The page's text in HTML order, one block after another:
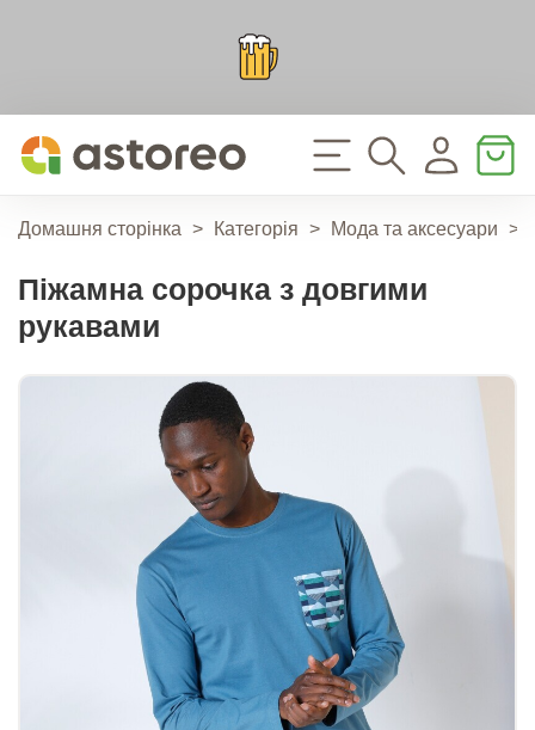
Домашня сторінка > Категорія > Мода та аксесуари >
Піжамна сорочка з довгими
рукавами